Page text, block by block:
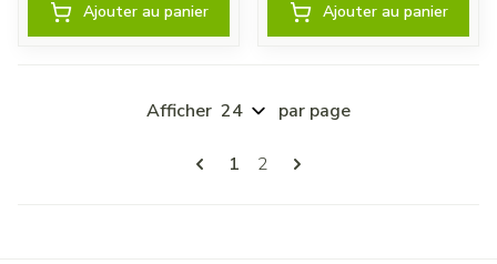
Ajouter au panier Ajouter au panier
Pages
Vous lisez actuellement la page
1 Page
2
Afficher par page